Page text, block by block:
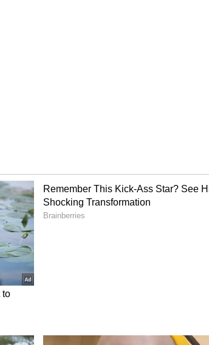
பெங்களூரு மற்றும் சென்னை 28-
ஹைதராபாத் 31%; மேலும் மும்பை
பாதியில், தேசிய தலைநகர்
அடுக்குமாடி
28 சதவீதம் அதிகரித்துள்ளது.
India அறிக்கை, “குருகிராமில்,
ஆண்டுக்கு ஆண்டு சராசரியாக 28